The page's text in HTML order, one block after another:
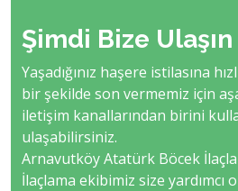
Şimdi Bize Ulaşın
Yaşadığınız haşere istilasına
bir şekilde son vermemiz için
iletişim kanallarından birini
ulaşabilirsiniz.
Arnavutköy Atatürk Böcek
İlaçlama ekibimiz size yardımcı